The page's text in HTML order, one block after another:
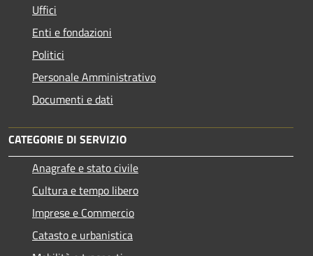
Uffici
Enti e fondazioni
Politici
Personale Amministrativo
Documenti e dati
CATEGORIE DI SERVIZIO
Anagrafe e stato civile
Cultura e tempo libero
Imprese e Commercio
Catasto e urbanistica